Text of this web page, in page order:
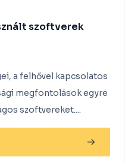
szoftverek
a felhővel kapcsolatos
megfontolások egyre
szoftvereket....